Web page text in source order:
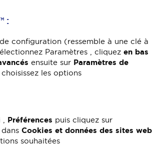
:
configuration (ressemble à une clé à
Paramètres , cliquez en bas
ensuite sur Paramètres de
les options
, Préférences puis cliquez sur
dans Cookies et données des sites web
souhaitées